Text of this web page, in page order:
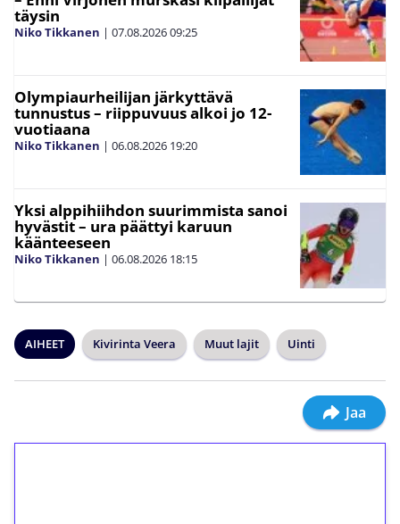
täysin
Niko Tikkanen | 07.08.202609:25
Olympiaurheilijan järkyttävä
tunnustus – riippuvuus alkoi jo 12-
vuotiaana
Niko Tikkanen | 06.08.2026 19:20
Yksi alppihiihdon suurimmista sanoi
hyvästit – ura päättyi karuun
käänteeseen
Niko Tikkanen | 06.08.2026 18:15
AIHEET Kivirinta Veera Muut lajit Uinti
Jaa